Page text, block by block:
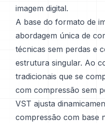
imagem digital.
A base do formato de
abordagem única de
técnicas sem perdas e
estrutura singular. Ao
tradicionais que se
com compressão sem
VST ajusta
compressão com base